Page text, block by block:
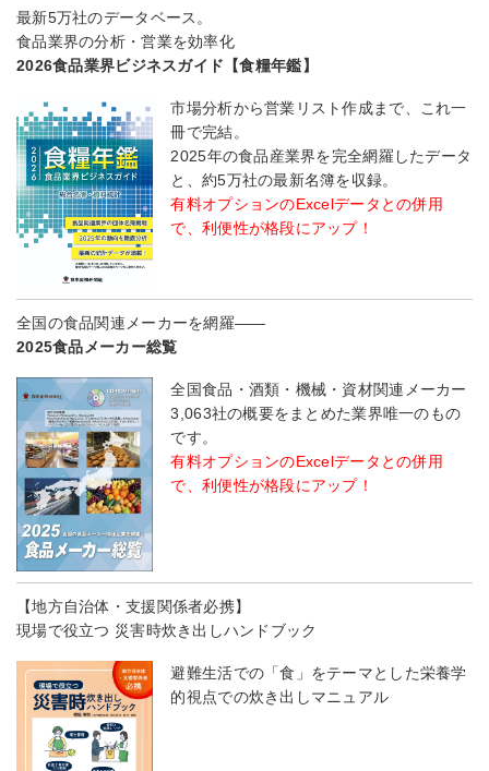
最新5万社のデータベース。
食品業界の分析・営業を効率化
2026食品業界ビジネスガイド【食糧年鑑】
市場分析から営業リスト作成まで、これ一
冊で完結。
2025年の食品産業界を完全網羅したデータ
と、約5万社の最新名簿を収録。
有料オプションのExcelデータとの併用
で、利便性が格段にアップ！
全国の食品関連メーカーを網羅――
2025食品メーカー総覧
全国食品・酒類・機械・資材関連メーカー
3,063社の概要をまとめた業界唯一のもの
です。
有料オプションのExcelデータとの併用
で、利便性が格段にアップ！
【地方自治体・支援関係者必携】
現場で役立つ 災害時炊き出しハンドブック
避難生活での「食」をテーマとした栄養学
的視点での炊き出しマニュアル